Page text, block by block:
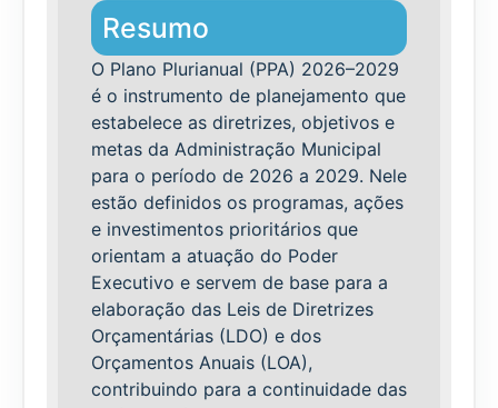
Resumo
O Plano Plurianual (PPA) 2026–2029
é o instrumento de planejamento que
estabelece as diretrizes, objetivos e
metas da Administração Municipal
para o período de 2026 a 2029. Nele
estão definidos os programas, ações
e investimentos prioritários que
orientam a atuação do Poder
Executivo e servem de base para a
elaboração das Leis de Diretrizes
Orçamentárias (LDO) e dos
Orçamentos Anuais (LOA),
contribuindo para a continuidade das